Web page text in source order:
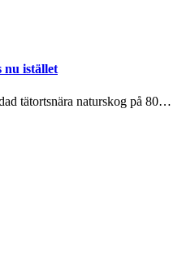
nu istället
tätortsnära naturskog på 80…